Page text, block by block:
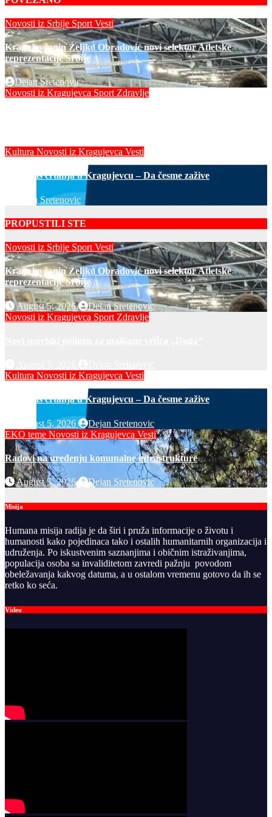
Novosti iz Srbije Sport Vesti
Kragujevčanin Željko Obradović novi selektor Atletske
reprezentacije Srbije
Dejan Sretenovic
Novosti iz Kragujevca SportZdravlje
Kultura Novosti iz Kragujevca Vesti
Javni čas crtanja u Kragujevcu – Da česme zažive
Dejan Sretenovic
PROPUSTILI STE
Novosti iz Srbije Sport Vesti
Kragujevčanin Željko Obradović novi selektor Atletske
reprezentacije Srbije
August 5, 2026
Dejan Sretenovic
Novosti iz Kragujevca Sport Zdravlje
Kultura Novosti iz Kragujevca Vesti
Javni čas crtanja u Kragujevcu – Da česme zažive
August 5, 2026
Dejan Sretenovic
EKO teme Novosti iz Kragujevca Vesti
Radovi na uređenju komunalne infrastrukture
August 5, 2026 Dejan Sretenovic
Misija
Humana misija radija je da širi i pruža informacije o životu i
humanosti kako pojedinaca tako i ostalih humanitarnih organizacija i
udruženja. Po iskustvenim saznanjima i običnim istraživanjima,
populacija osoba sa invaliditetom zavredi pažnju povodom
obeležavanja kakvog datuma, a u ostalom vremenu gotovo da ih se
retko ko seća.
Video